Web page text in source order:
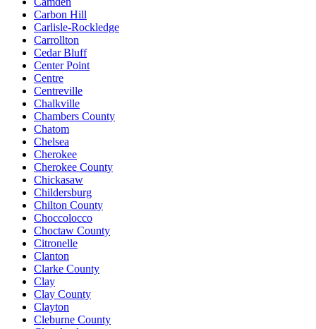
Carbon Hill
Carlisle-Rockledge
Carrollton
Cedar Bluff
Center Point
Centre
Centreville
Chalkville
Chambers County
Chatom
Chelsea
Cherokee
Cherokee County
Chickasaw
Childersburg
Chilton County
Choccolocco
Choctaw County
Citronelle
Clanton
Clarke County
Clay
Clay County
Clayton
Cleburne County